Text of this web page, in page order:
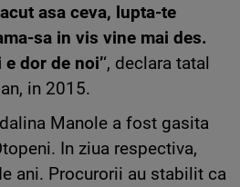
asa ceva, lupta-te
sa in vis vine mai des.
dor de noi’‘, declara tatal
in 2015.
Manole a fost gasita
In ziua respectiva,
ani. Procurorii au stabilit ca